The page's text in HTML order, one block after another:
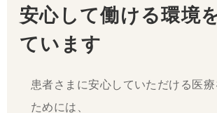
安心して働ける環境
ています
患者さまに安心していただける医
ためには、